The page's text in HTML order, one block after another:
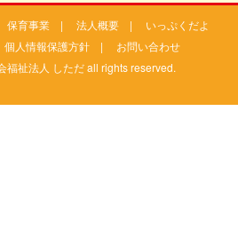
保育事業 | 法人概要 | いっぷくだよ
個人情報保護方針 | お問い合わせ
祉法人 しただ all rights reserved.